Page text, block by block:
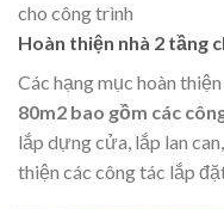
cho công trình
Hoàn thiện nhà 2 tầng
Các hạng mục hoàn
80m2 bao gồm các
lắp dựng cửa, lắp lan
thiện các công tác lắp